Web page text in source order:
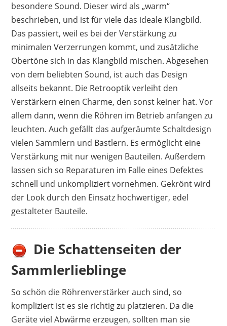
besondere Sound. Dieser wird als „warm“
beschrieben, und ist für viele das ideale Klangbild.
Das passiert, weil es bei der Verstärkung zu
minimalen Verzerrungen kommt, und zusätzliche
Obertöne sich in das Klangbild mischen. Abgesehen
von dem beliebten Sound, ist auch das Design
allseits bekannt. Die Retrooptik verleiht den
Verstärkern einen Charme, den sonst keiner hat. Vor
allem dann, wenn die Röhren im Betrieb anfangen zu
leuchten. Auch gefällt das aufgeräumte Schaltdesign
vielen Sammlern und Bastlern. Es ermöglicht eine
Verstärkung mit nur wenigen Bauteilen. Außerdem
lassen sich so Reparaturen im Falle eines Defektes
schnell und unkompliziert vornehmen. Gekrönt wird
der Look durch den Einsatz hochwertiger, edel
gestalteter Bauteile.
Die Schattenseiten der
Sammlerlieblinge
So schön die Röhrenverstärker auch sind, so
kompliziert ist es sie richtig zu platzieren. Da die
Geräte viel Abwärme erzeugen, sollten man sie